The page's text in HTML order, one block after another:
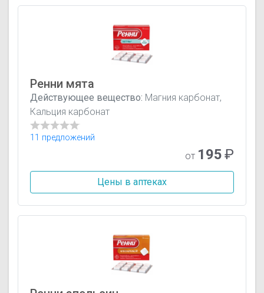
Ренни мята
Действующее вещество: Магния карбонат,
Кальция карбонат
11 предложений
от 195₽
Цены в аптеках